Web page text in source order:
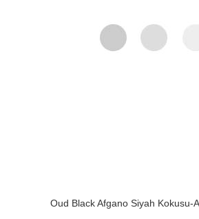
Oud Black Afgano Siyah Kokusu-